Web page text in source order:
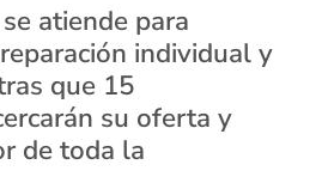
atiende para
individual y
que 15
su oferta y
de toda la